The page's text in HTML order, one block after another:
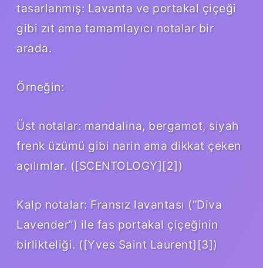
tasarlanmış: Lavanta ve portakal çiçeği
gibi zıt ama tamamlayıcı notalar bir
arada.
Örneğin:
Üst notalar: mandalina, bergamot, siyah
frenk üzümü gibi narin ama dikkat çeken
açılımlar. ([SCENTOLOGY][2])
Kalp notalar: Fransız lavantası (“Diva
Lavender”) ile fas portakal çiçeğinin
birlikteliği. ([Yves Saint Laurent][3])